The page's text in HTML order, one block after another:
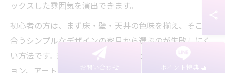
ックスした雰囲気を演出できます。
初心者の方は、まず床・壁・天井の色味を揃え、そこに
合うシンプルなデザインの家具から選ぶのが失敗しにく
い方法です。経験者は、アクセントとなるラグやクッシ
ョン、アートなどで個性を加えると、よりおしゃれなリ
お問い合わせ ポイント特典